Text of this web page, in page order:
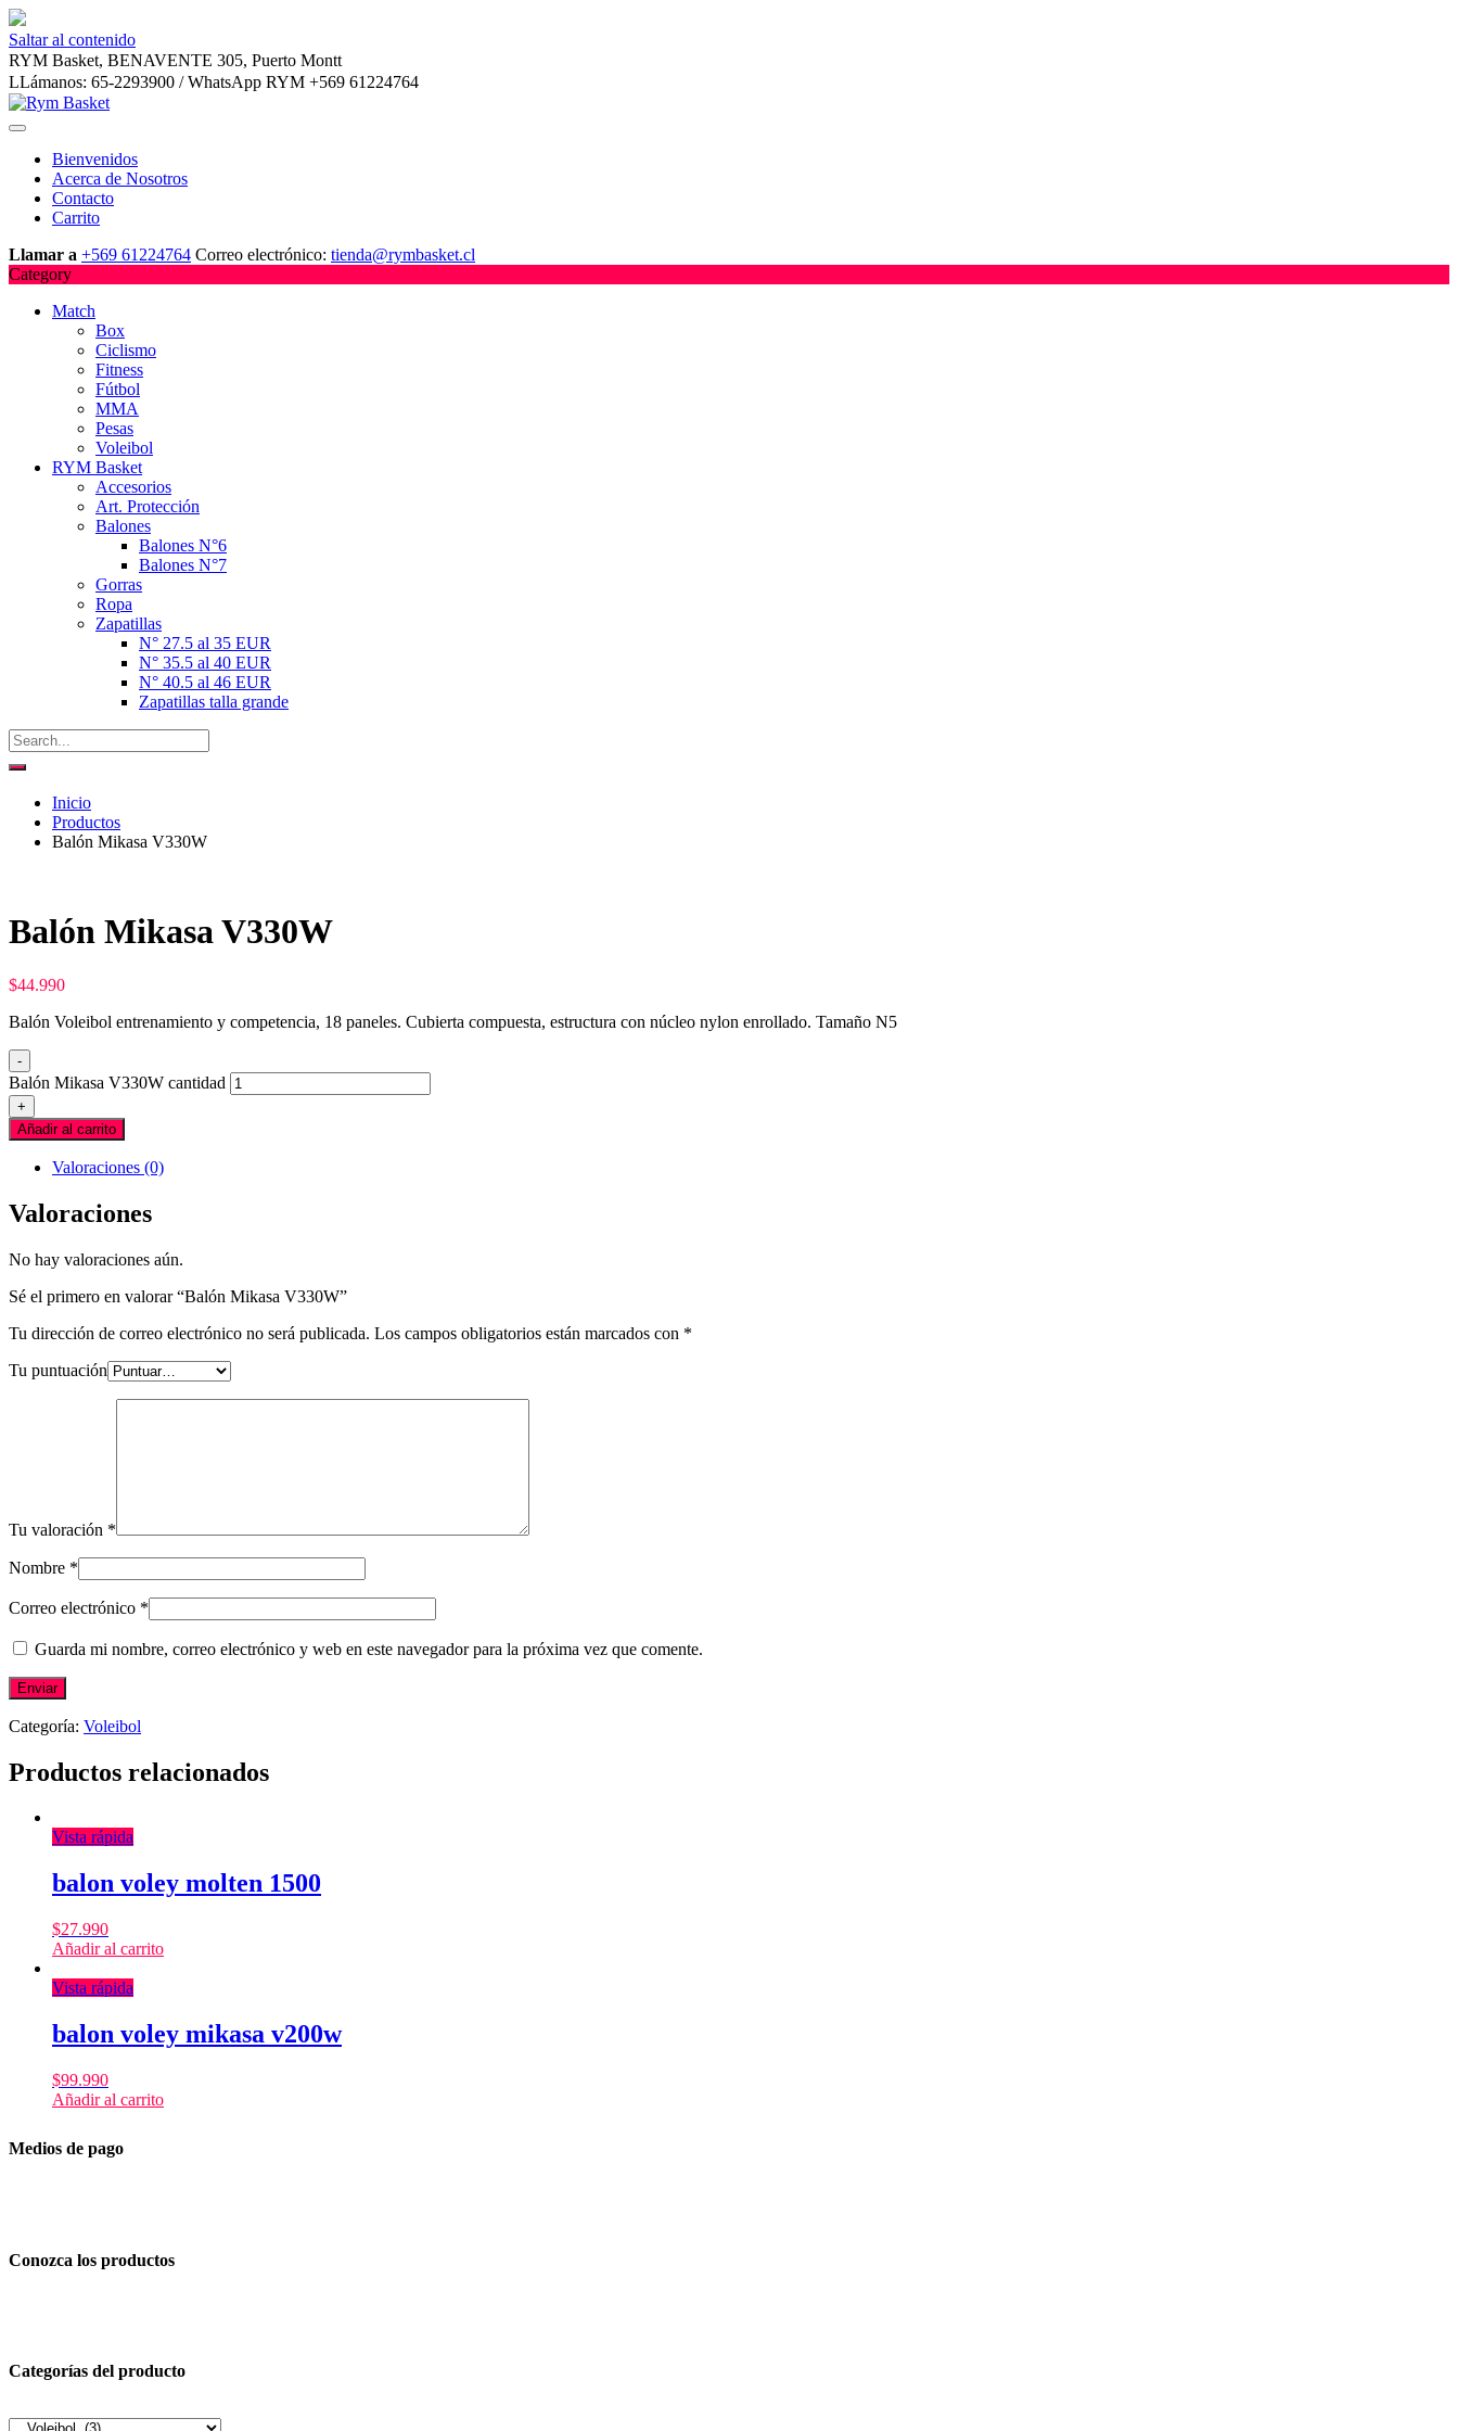
Saltar al contenido
RYM Basket, BENAVENTE 305, Puerto Montt
LLámanos: 65-2293900 / WhatsApp RYM +569 61224764
Bienvenidos
Acerca de Nosotros
Contacto
Carrito
Llamar a +569 61224764 Correo electrónico: tienda@rymbasket.cl
Category
Match
Box
Ciclismo
Fitness
Fútbol
MMA
Pesas
Voleibol
RYM Basket
Accesorios
Art. Protección
Balones
Balones N°6
Balones N°7
Gorras
Ropa
Zapatillas
N° 27.5 al 35 EUR
N° 35.5 al 40 EUR
N° 40.5 al 46 EUR
Zapatillas talla grande
Inicio
Productos
Balón Mikasa V330W
Balón Mikasa V330W
$44.990
Balón Voleibol entrenamiento y competencia, 18 paneles. Cubierta compuesta, estructura con núcleo nylon enrollado. Tamaño N5
-
Balón Mikasa V330W cantidad
+
Añadir al carrito
Valoraciones (0)
Valoraciones
No hay valoraciones aún.
Sé el primero en valorar “Balón Mikasa V330W”
Tu dirección de correo electrónico no será publicada. Los campos obligatorios están marcados con *
Tu puntuación
Tu valoración *
Nombre *
Correo electrónico *
Guarda mi nombre, correo electrónico y web en este navegador para la próxima vez que comente.
Categoría: Voleibol
Productos relacionados
Vista rápida
balon voley molten 1500
$27.990
Añadir al carrito
Vista rápida
balon voley mikasa v200w
$99.990
Añadir al carrito
Medios de pago
Conozca los productos
Categorías del producto